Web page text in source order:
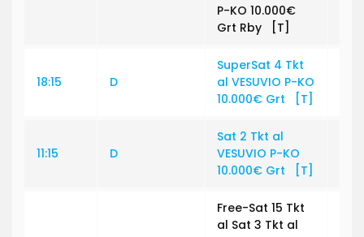
P-KO 10.000€
Grt Rby [T]
18:15 D
SuperSat 4 Tkt
al VESUVIO P-KO
10.000€ Grt [T]
11:15 D
Sat 2 Tkt al
VESUVIO P-KO
10.000€ Grt [T]
Free-Sat 15 Tkt
al Sat 3 Tkt al